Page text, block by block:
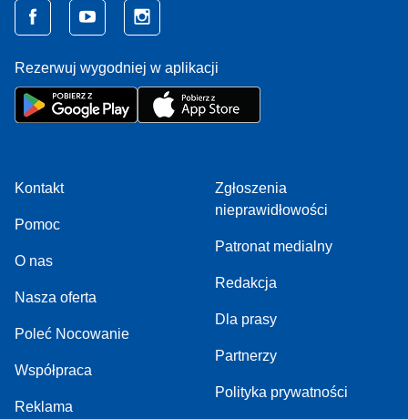
Rezerwuj wygodniej w aplikacji
Kontakt
Pomoc
O nas
Nasza oferta
Poleć Nocowanie
Współpraca
Reklama
Zgłoszenia
nieprawidłowości
Patronat medialny
Redakcja
Dla prasy
Partnerzy
Polityka prywatności